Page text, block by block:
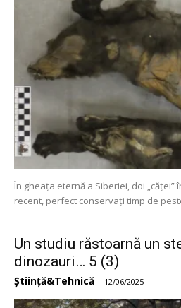
În gheața eternă a Siberiei, doi
recent, perfect conservați timp de
Un studiu răstoarnă un
dinozauri… 5 (3)
Știință&Tehnică - 12/06/2025